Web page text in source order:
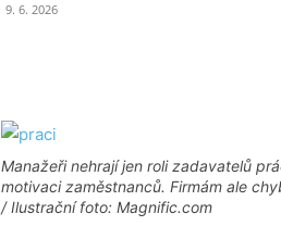
9. 6. 2026
Manažeři nehrají jen roli zadavatelů
motivaci zaměstnanců. Firmám ale
/ Ilustrační foto: Magnific.com